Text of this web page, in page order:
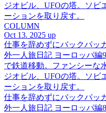
ジオビル、UFOの塔。ソビ
ーションを取り戻す。
COLUMN
Oct 13. 2025 up
仕事を辞めずにバックパッ
外一人旅日記 ヨーロッパ編
で鉄道移動。ファンシーな
ジオビル、UFOの塔。ソビ
ーションを取り戻す。
仕事を辞めずにバックパッ
外一人旅日記 ヨーロッパ編